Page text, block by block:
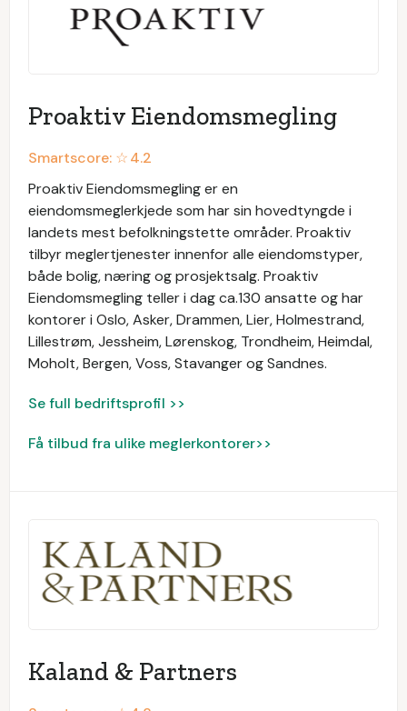
Proaktiv Eiendomsmegling
Smartscore: ☆4.2
Proaktiv Eiendomsmegling er en
eiendomsmeglerkjede som har sin hovedtyngde i
landets mest befolkningstette områder. Proaktiv
tilbyr meglertjenester innenfor alle eiendomstyper,
både bolig, næring og prosjektsalg. Proaktiv
Eiendomsmegling teller i dag ca.130 ansatte og har
kontorer i Oslo, Asker, Drammen, Lier, Holmestrand,
Lillestrøm, Jessheim, Lørenskog, Trondheim, Heimdal,
Moholt, Bergen, Voss, Stavanger og Sandnes.
Se full bedriftsprofil >>
Få tilbud fra ulike meglerkontorer>>
Kaland & Partners